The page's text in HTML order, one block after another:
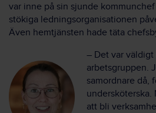
var inne på sin sjunde
stökiga ledningsorganisationen
Även hemtjänsten hade täta
– Det var
arbetsgruppen.
samordnare då,
undersköterska.
att bli